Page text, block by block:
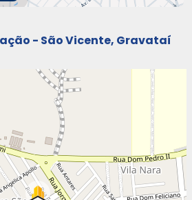
- São Vicente, Gravataí